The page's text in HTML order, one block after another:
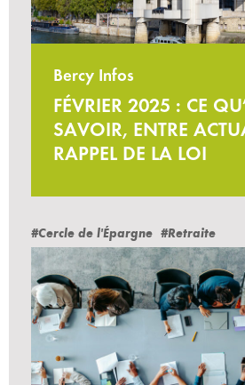
Bercy Infos
FÉVRIER 2025 : CE
SAVOIR, ENTRE
RAPPEL DE LA LOI
#Cercle de l'Épargne #Retraite